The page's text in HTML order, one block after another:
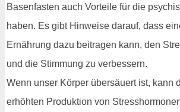
Basenfasten auch Vorteile für die
haben. Es gibt Hinweise darauf, dass
Ernährung dazu beitragen kann, den
und die Stimmung zu verbessern.
Wenn unser Körper übersäuert ist, kann
erhöhten Produktion von